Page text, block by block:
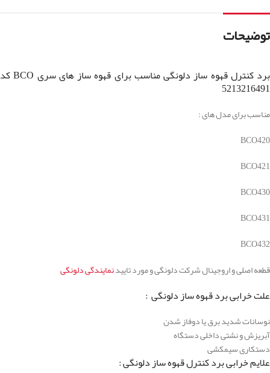
توضیحات
برد کنترل قهوه ساز دلونگی مناسب برای قهوه ساز های سری BCO کد
5213216491
مناسب برای مدل های :
BCO420
BCO421
BCO430
BCO431
BCO432
قطعه اصلی و اروجینال شرکت دلونگی و مورد تاییدنمایندگی دلونگی
علت خرابی برد قهوه ساز دلونگی :
نوسانات شدید برق یا دوفاز شدن
آبریزش و نشتی داخلی دستگاه
دستکاری سیمکشی
علایم خرابی برد کنترل قهوه ساز دلونگی :